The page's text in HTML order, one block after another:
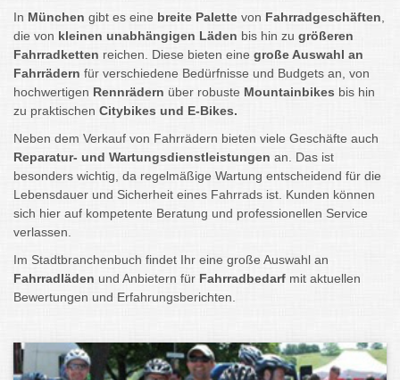
In München gibt es eine breite Palette von Fahrradgeschäften
die von kleinen unabhängigen Läden bis hin zu größeren
Fahrradketten reichen. Diese bieten eine große Auswahl an
Fahrrädern für verschiedene Bedürfnisse und Budgets an, von
hochwertigen Rennrädern über robuste Mountainbikes bis hin
zu praktischen Citybikes und E-Bikes.
Neben dem Verkauf von Fahrrädern bieten viele Geschäfte auch
Reparatur- und Wartungsdienstleistungen an. Das ist
besonders wichtig, da regelmäßige Wartung entscheidend für die
Lebensdauer und Sicherheit eines Fahrrads ist. Kunden können
sich hier auf kompetente Beratung und professionellen Service
verlassen.
Im Stadtbranchenbuch findet Ihr eine große Auswahl an
Fahrradläden und Anbietern für Fahrradbedarf mit aktuellen
Bewertungen und Erfahrungsberichten.